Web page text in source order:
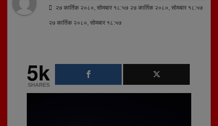
२७ कार्तिक २०८०, सोमबार १८:५७ २७ कार्तिक २०८०, सोमबार १८:५७
२७ कार्तिक २०८०, सोमबार १८:५७
5k
SHARES